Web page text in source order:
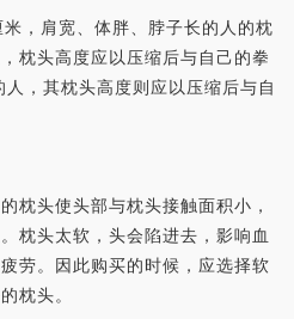
，肩宽、体胖、脖子长的人的枕
枕头高度应以压缩后与自己的拳
，其枕头高度则应以压缩后与自
枕头使头部与枕头接触面积小，
枕头太软，头会陷进去，影响血
劳。因此购买的时候，应选择软
枕头。